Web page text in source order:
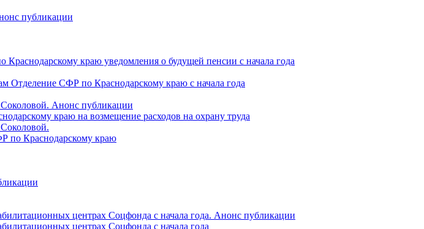
публикации
краю уведомления о будущей пенсии с начала года
Отделение СФР по Краснодарскому краю с начала года
Анонс публикации
краю на возмещение расходов на охрану труда
по Краснодарскому краю
центрах Соцфонда с начала года. Анонс публикации
центрах Соцфонда с начала года